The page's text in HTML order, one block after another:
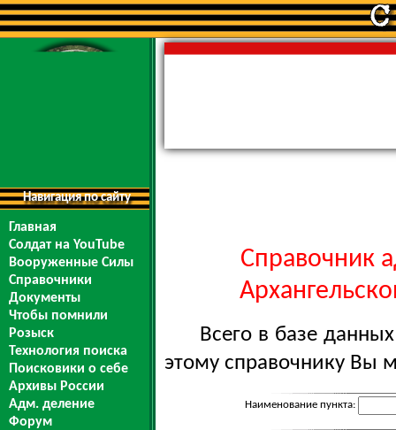
Навигация по сайту
Главная
Солдат на YouTube
Вооруженные Силы
Справочники
Документы
Чтобы помнили
Розыск
Технология поиска
Поисковики о себе
Архивы России
Адм. деление
Форум
Справочник
Всего в базе
этому справочнику Вы
Наименование пункта: